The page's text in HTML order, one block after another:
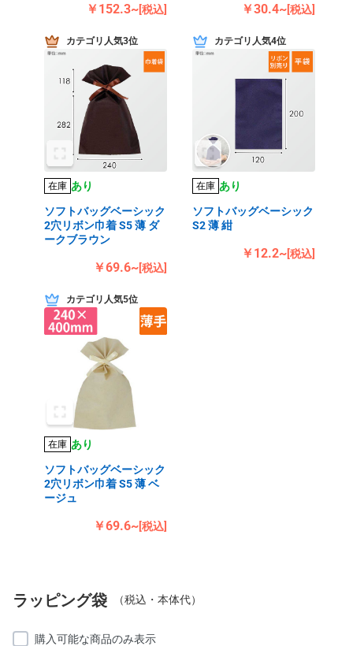
￥152.3~[税込] ￥30.4~[税込]
カテゴリ人気3位
在庫 あり
ソフトバッグベーシック
2穴リボン巾着 S5 薄 ダ
ークブラウン
￥69.6~[税込]
カテゴリ人気4位
在庫 あり
ソフトバッグベーシック
S2 薄 紺
￥12.2~[税込]
カテゴリ人気5位
在庫 あり
ソフトバッグベーシック
2穴リボン巾着 S5 薄 ベ
ージュ
￥69.6~[税込]
ラッピング袋 （税込・本体代）
購入可能な商品のみ表示